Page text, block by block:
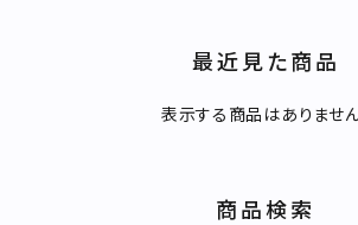
最近見た商品
表示する商品はありません
商品検索